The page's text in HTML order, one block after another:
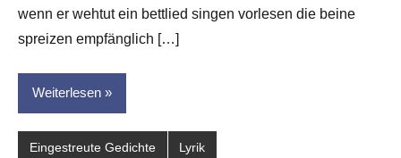
wenn er wehtut ein bettlied singen vorlesen die beine
spreizen empfänglich […]
Weiterlesen
Eingestreute Gedichte Lyrik